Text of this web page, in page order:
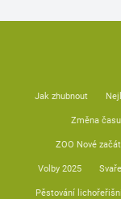
Jak zhubnout
Změna času
ZOO Nové
Volby 2025
Pěstování